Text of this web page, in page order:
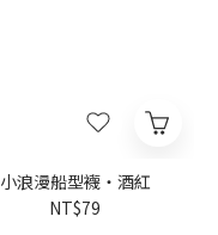
小浪漫船型襪・酒紅
NT$79